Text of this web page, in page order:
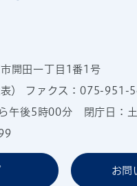
開田一丁目1番1号
表） ファクス：075-951-
午後5時00分 閉庁日：
お問